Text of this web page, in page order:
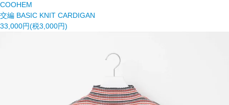
COOHEM
交編 BASIC KNIT CARDIGAN
33,000円(税3,000円)